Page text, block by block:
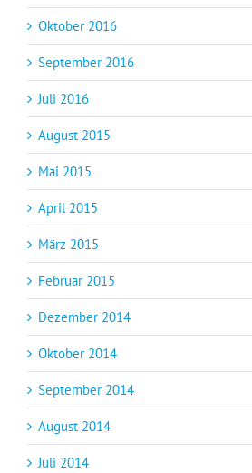
Oktober 2016
September 2016
Juli 2016
August 2015
Mai 2015
April 2015
März 2015
Februar 2015
Dezember 2014
Oktober 2014
September 2014
August 2014
Juli 2014